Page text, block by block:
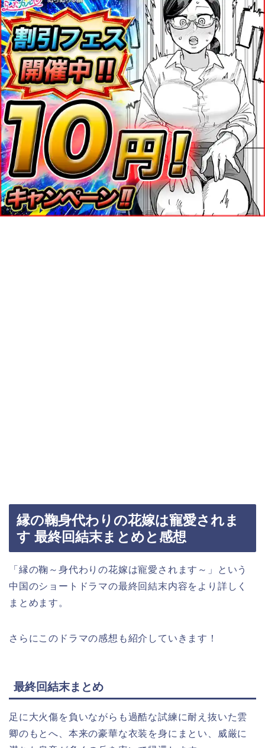
縁の鞠身代わりの花嫁は寵愛されま
す 最終回結末まとめと感想
「縁の鞠～身代わりの花嫁は寵愛されます～」という
中国のショートドラマの最終回結末内容をより詳しく
まとめます。
さらにこのドラマの感想も紹介していきます！
最終回結末まとめ
足に大火傷を負いながらも過酷な試練に耐え抜いた雲
卿のもとへ、本来の豪華な衣装を身にまとい、威厳に